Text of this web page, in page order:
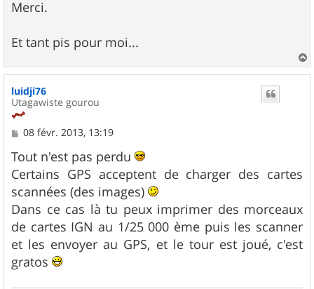
s
s
g
e
Merci.
Et tant pis pour moi...
a
luidji76
Utagawiste gourou
M
s
s
a
g
e
08 févr. 2013, 13:19
Tout n'est pas perdu
Certains GPS acceptent de charger des cartes
scannées (des images)
Dans ce cas là tu peux imprimer des morceaux
de cartes IGN au 1/25 000 ème puis les scanner
et les envoyer au GPS, et le tour est joué, c'est
gratos